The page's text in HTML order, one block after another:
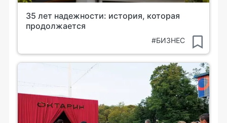
35 лет надежности: история, которая
продолжается
#БИЗНЕС